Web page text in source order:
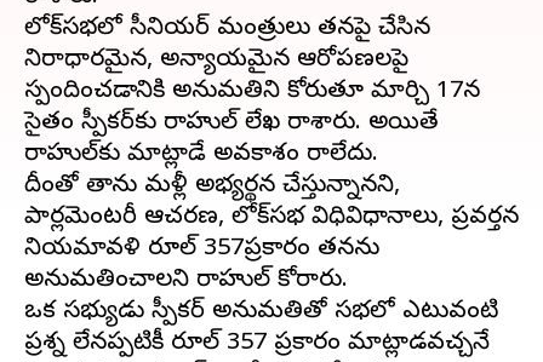
లోక్‌సభలో సీనియర్ మంత్రులు తనపై చేసిన
నిరాధారమైన, అన్యాయమైన ఆరోపణలపై
స్పందించడానికి అనుమతిని కోరుతూ మార్చి 17న
సైతం స్పీకర్‌కు రాహుల్ లేఖ రాశారు. అయితే
రాహుల్‌కు మాట్లాడే అవకాశం రాలేదు.
దీంతో తాను మళ్లీ అభ్యర్థన చేస్తున్నానని,
పార్లమెంటరీ ఆచరణ, లోక్‌సభ విధివిధానాలు, ప్రవర్తన
నియమావళి రూల్ 357ప్రకారం తనను
అనుమతించాలని రాహుల్ కోరారు.
ఒక సభ్యుడు స్పీకర్ అనుమతితో సభలో ఎటువంటి
ప్రశ్న లేనప్పటికీ రూల్ 357 ప్రకారం మాట్లాడవచ్చనే